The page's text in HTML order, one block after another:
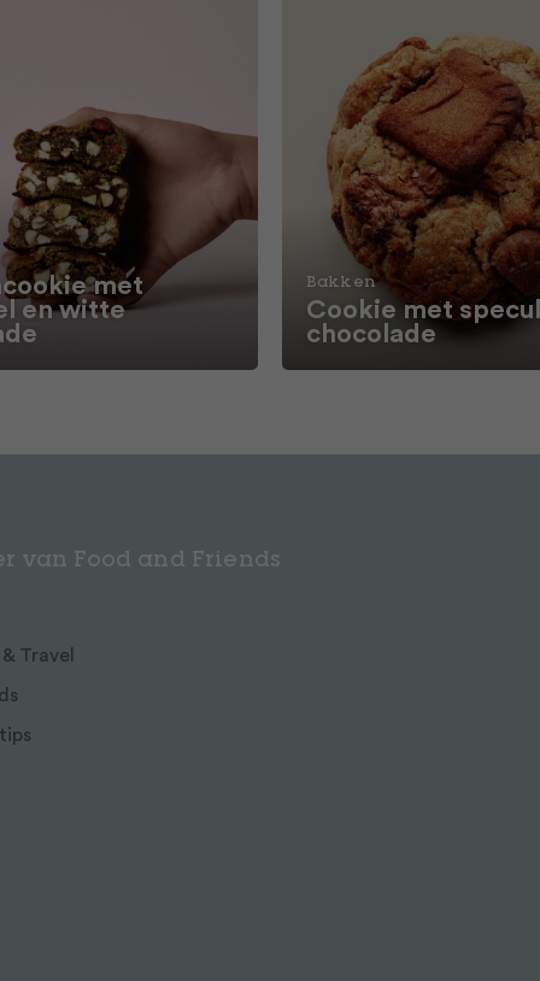
met
en witte
Bakken
Cookie met
chocolade
van Food and Friends
Travel